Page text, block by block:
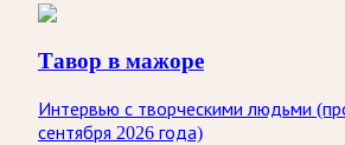
Тавор в мажоре
Интервью с творческими людьми
сентября 2026 года)